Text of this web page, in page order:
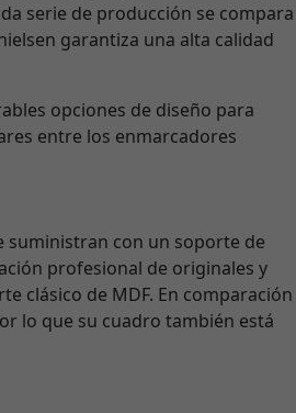
serie de producción se compara
garantiza una alta calidad
opciones de diseño para
entre los enmarcadores
suministran con un soporte de
profesional de originales y
clásico de MDF. En comparación
lo que su cuadro también está